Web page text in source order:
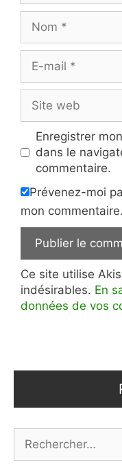
mail
web
Enregistrer
dans le
commentaire.
Prévenez-moi
mon commentaire.
Ce site utilise
indésirables. En
données de vos